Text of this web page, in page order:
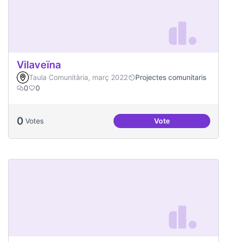
Vilaveïna
Taula Comunitària, març 2022
Projectes comunitaris
0
0
0 Votes VoteVilaveïna